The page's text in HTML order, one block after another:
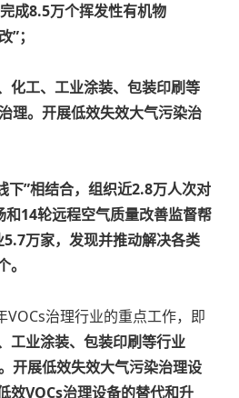
成8.5万个挥发性有机物
”；
化工、工业涂装、包装印刷等
理。开展低效失效大气污染治
下”相结合，组织近2.8万人次对
和14轮远程空气质量改善监督帮
万家，发现并推动解决各类
VOCs治理行业的重点工作，即
工业涂装、包装印刷等行业
开展低效失效大气污染治理设
效VOCs治理设备的替代和升